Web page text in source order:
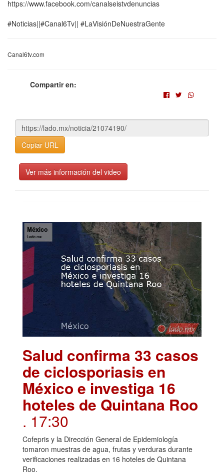
https://www.facebook.com/canalseistvdenuncias
#Noticias||#Canal6Tv|| #LaVisiónDeNuestraGente
Canal6tv.com
Compartir en:
Copiar URL
Ver más información del video
Salud confirma 33 casos
de ciclosporiasis en
México e investiga 16
hoteles de Quintana Roo
. 17:30
Cofepris y la Dirección General de Epidemiología
tomaron muestras de agua, frutas y verduras durante
verificaciones realizadas en 16 hoteles de Quintana
Roo.